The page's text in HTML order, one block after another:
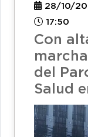
28/10/
17:50
Con
del
Salud